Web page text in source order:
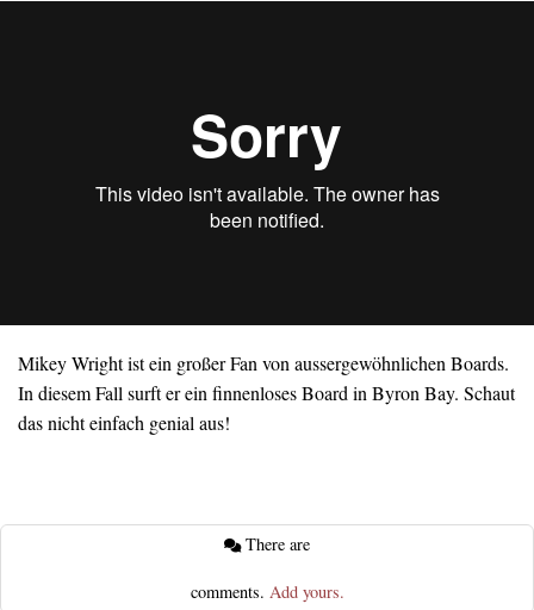
Mikey Wright ist ein großer Fan von aussergewöhnlichen Boards.
In diesem Fall surft er ein finnenloses Board in Byron Bay. Schaut
das nicht einfach genial aus!
comments. Add yours.